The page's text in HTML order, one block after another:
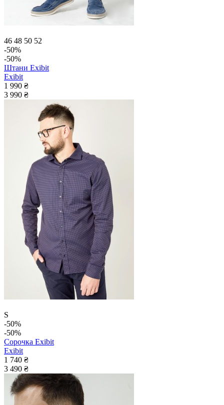
46 48 50 52
-50%
-50%
Штани Exibit
Exibit
1 990 ₴
3 990 ₴
S
-50%
-50%
Сорочка Exibit
Exibit
1 740 ₴
3 490 ₴